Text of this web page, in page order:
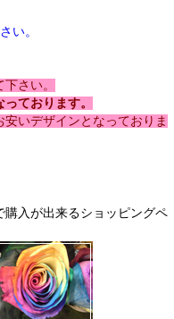
い。
さい。
ております。
いデザインとなっておりま
入が出来るショッピングペ